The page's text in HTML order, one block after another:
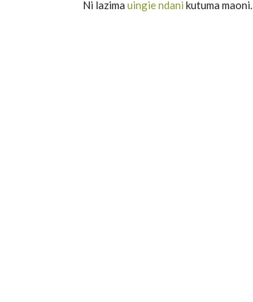
Ni lazima uingie ndani kutuma maoni.